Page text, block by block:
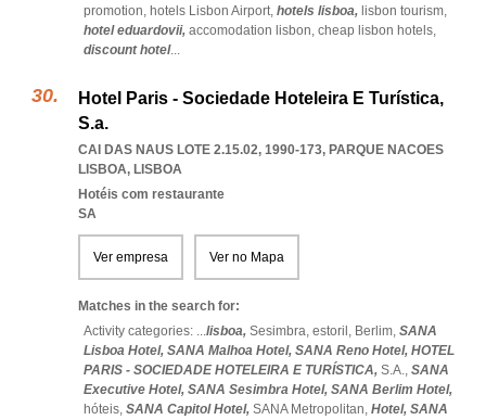
promotion, hotels Lisbon Airport, hotels lisboa, lisbon tourism,
hotel eduardovii, accomodation lisbon, cheap lisbon hotels,
discount hotel...
Hotel Paris - Sociedade Hoteleira E Turística,
S.a.
CAI DAS NAUS LOTE 2.15.02, 1990-173, PARQUE NACOES
LISBOA, LISBOA
Hotéis com restaurante
SA
Ver empresa Ver no Mapa
Matches in the search for:
Activity categories: ...lisboa, Sesimbra, estoril, Berlim, SANA
Lisboa Hotel, SANA Malhoa Hotel, SANA Reno Hotel, HOTEL
PARIS - SOCIEDADE HOTELEIRA E TURÍSTICA, S.A., SANA
Executive Hotel, SANA Sesimbra Hotel, SANA Berlim Hotel,
hóteis, SANA Capitol Hotel, SANA Metropolitan, Hotel, SANA